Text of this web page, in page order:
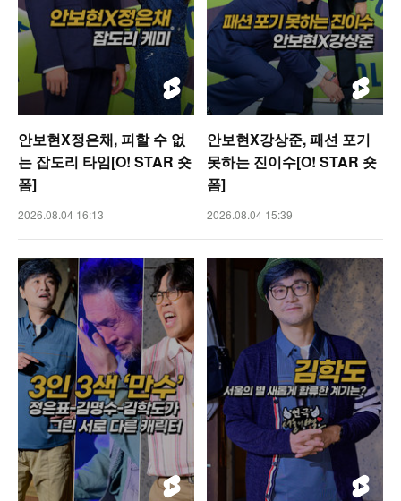
안보현X정은채, 피할 수 없
는 잡도리 타임[O! STAR 숏
폼]
2026.08.04 16:13
안보현X강상준, 패션 포기
못하는 진이수[O! STAR 숏
폼]
2026.08.04 15:39